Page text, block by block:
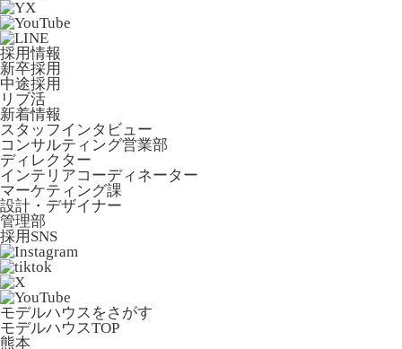
採用情報
新卒採用
中途採用
リブ活
新着情報
スタッフインタビュー
コンサルティング営業部
ディレクター
インテリアコーディネーター
マーケティング課
設計・デザイナー
管理部
採用SNS
モデルハウスをさがす
モデルハウスTOP
熊本